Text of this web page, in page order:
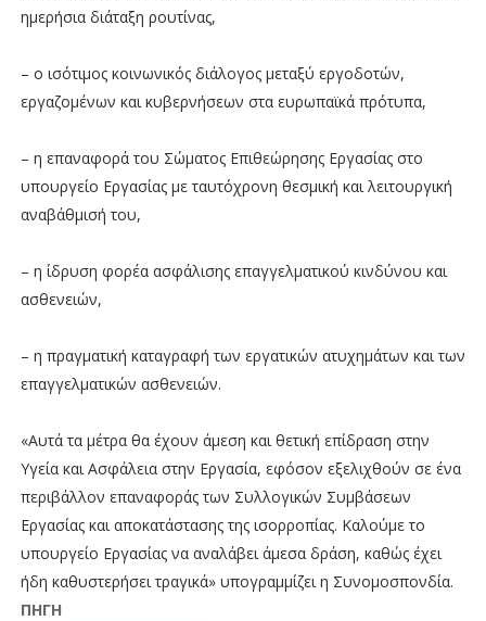
ημερήσια διάταξη ρουτίνας,
– ο ισότιμος κοινωνικός διάλογος μεταξύ εργοδοτών,
εργαζομένων και κυβερνήσεων στα ευρωπαϊκά πρότυπα,
– η επαναφορά του Σώματος Επιθεώρησης Εργασίας στο
υπουργείο Εργασίας με ταυτόχρονη θεσμική και λειτουργική
αναβάθμισή του,
– η ίδρυση φορέα ασφάλισης επαγγελματικού κινδύνου και
ασθενειών,
– η πραγματική καταγραφή των εργατικών ατυχημάτων και των
επαγγελματικών ασθενειών.
«Αυτά τα μέτρα θα έχουν άμεση και θετική επίδραση στην
Υγεία και Ασφάλεια στην Εργασία, εφόσον εξελιχθούν σε ένα
περιβάλλον επαναφοράς των Συλλογικών Συμβάσεων
Εργασίας και αποκατάστασης της ισορροπίας. Καλούμε το
υπουργείο Εργασίας να αναλάβει άμεσα δράση, καθώς έχει
ήδη καθυστερήσει τραγικά» υπογραμμίζει η Συνομοσπονδία.
ΠΗΓΗ